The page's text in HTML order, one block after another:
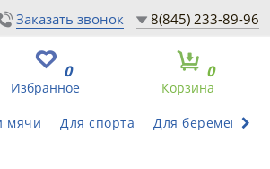
Заказать звонок 8(845) 233-89-96
Корзина
0
Избранное
0
мячи Для спорта Для беременных